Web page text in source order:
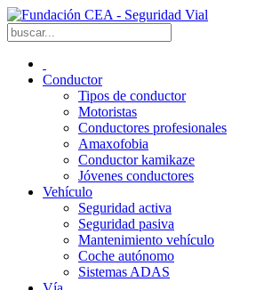
Conductor
Tipos de conductor
Motoristas
Conductores profesionales
Amaxofobia
Conductor kamikaze
Jóvenes conductores
Vehículo
Seguridad activa
Seguridad pasiva
Mantenimiento vehículo
Coche autónomo
Sistemas ADAS